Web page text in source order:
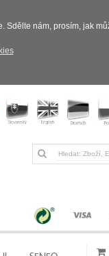
nám, prosím, jak